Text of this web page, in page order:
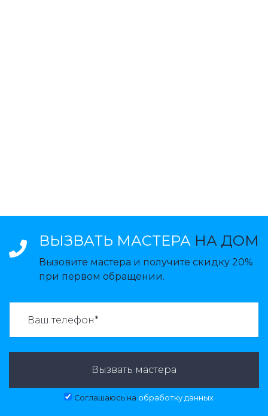
ВЫЗВАТЬ МАСТЕРА НА ДОМ
Вызовите мастера и получите скидку 20%
при первом обращении.
Вызвать мастера
Соглашаюсь на обработку данных